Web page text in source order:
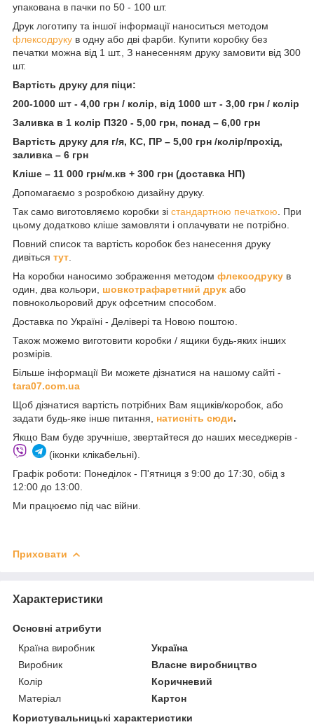
упакована в пачки по 50 - 100 шт.
Друк логотипу та іншої інформації наноситься методом
флексодруку в одну або дві фарби. Купити коробку без
печатки можна від 1 шт., З нанесенням друку замовити від 300
шт.
Вартість друку для піци:
200-1000 шт - 4,00 грн / колір, від 1000 шт - 3,00 грн / колір
Заливка в 1 колір П320 - 5,00 грн, понад – 6,00 грн
Вартість друку для г/я, КС, ПР – 5,00 грн /колір/прохід,
заливка – 6 грн
Кліше – 11 000 грн/м.кв + 300 грн (доставка НП)
Допомагаємо з розробкою дизайну друку.
Так само виготовляємо коробки зі стандартною печаткою . При
цьому додатково кліше замовляти і оплачувати не потрібно.
Повний список та вартість коробок без нанесення друку
дивіться тут
На коробки наносимо зображення методом флексодруку в
один, два кольори, шовкотрафаретний друк або
повнокольоровий друк офсетним способом.
Доставка по Україні - Делівері та Новою поштою.
Також можемо виготовити коробки / ящики будь-яких інших
розмірів.
Більше інформації Ви можете дізнатися на нашому сайті -
tara07.com.ua
Щоб дізнатися вартість потрібних Вам ящиків/коробок, або
задати будь-яке інше питання, натисніть сюди.
Якщо Вам буде зручніше, звертайтеся до наших меседжерів -
(іконки клікабельні).
Графік роботи: Понеділок - П'ятниця з 9:00 до 17:30, обід з
12:00 до 13:00.
Ми працюємо під час війни.
Приховати
Характеристики
Основні атрибути
Країна виробник
Україна
Виробник
Власне виробництво
Колір
Коричневий
Матеріал
Картон
Користувальницькі характеристики